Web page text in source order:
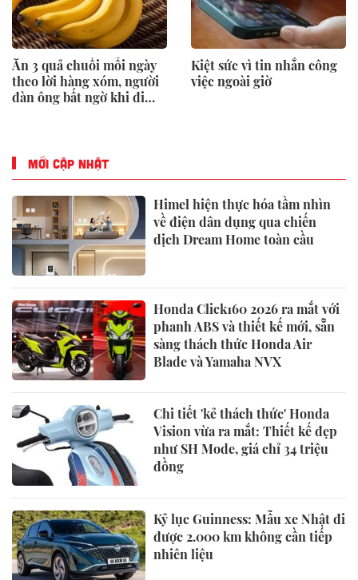
Ăn 3 quả chuối mỗi ngày
theo lời hàng xóm, người
đàn ông bất ngờ khi đi
Kiệt sức vì tin nhắn công
việc ngoài giờ
MỚI CẬP NHẬT
Himel hiện thực hóa tầm nhìn
về điện dân dụng qua chiến
dịch Dream Home toàn cầu
Honda Click160 2026 ra mắt với
phanh ABS và thiết kế mới, sẵn
sàng thách thức Honda Air
Blade và Yamaha NVX
Chi tiết 'kẻ thách thức' Honda
Vision vừa ra mắt: Thiết kế đẹp
như SH Mode, giá chỉ 34 triệu
đồng
Kỷ lục Guinness: Mẫu xe Nhật đi
được 2.000 km không cần tiếp
nhiên liệu